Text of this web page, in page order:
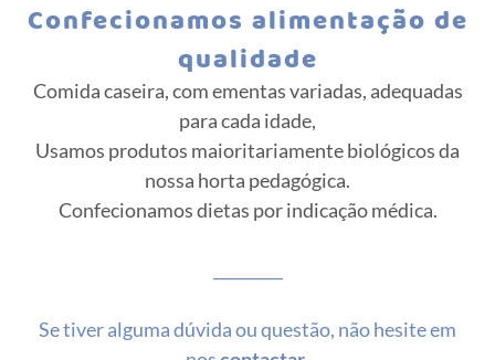
Confecionamos alimentação de
qualidade
Comida caseira, com ementas variadas, adequadas
para cada idade,
Usamos produtos maioritariamente biológicos da
nossa horta pedagógica.
Confecionamos dietas por indicação médica.
Se tiver alguma dúvida ou questão, não hesite em